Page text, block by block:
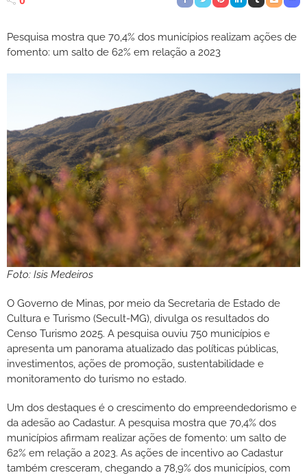
Pesquisa mostra que 70,4% dos municípios realizam ações de
fomento: um salto de 62% em relação a 2023
Foto: Isis Medeiros
O Governo de Minas, por meio da Secretaria de Estado de
Cultura e Turismo (Secult-MG), divulga os resultados do
Censo Turismo 2025. A pesquisa ouviu 750 municípios e
apresenta um panorama atualizado das políticas públicas,
investimentos, ações de promoção, sustentabilidade e
monitoramento do turismo no estado.
Um dos destaques é o crescimento do empreendedorismo e
da adesão ao Cadastur. A pesquisa mostra que 70,4% dos
municípios afirmam realizar ações de fomento: um salto de
62% em relação a 2023. As ações de incentivo ao Cadastur
também cresceram, chegando a 78,9% dos municípios, com